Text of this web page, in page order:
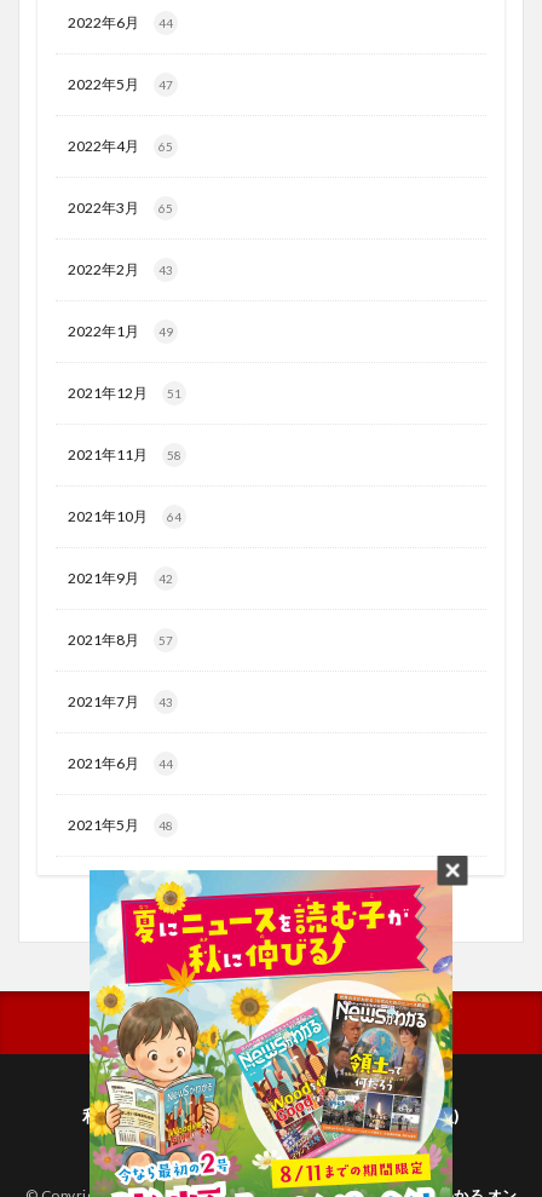
2022年6月 44
2022年5月 47
2022年4月 65
2022年3月 65
2022年2月 43
2022年1月 49
2021年12月 51
2021年11月 58
2021年10月 64
2021年9月 42
2021年8月 57
2021年7月 43
2021年6月 44
2021年5月 48
利用規約
プライバシーポリシー(毎日新聞出版)
個人情報について(毎日新聞社)